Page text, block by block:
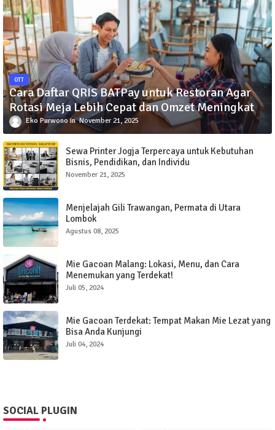
OTT
Cara Daftar QRIS BATPay untuk Restoran Agar
Rotasi Meja Lebih Cepat dan Omzet Meningkat
Eko Purwono November 21, 2025
Sewa Printer Jogja Terpercaya untuk Kebutuhan
Bisnis, Pendidikan, dan Individu
November 21, 2025
Menjelajah Gili Trawangan, Permata di Utara
Lombok
Agustus 08, 2025
Mie Gacoan Malang: Lokasi, Menu, dan Cara
Menemukan yang Terdekat!
Juli 05, 2024
Mie Gacoan Terdekat: Tempat Makan Mie Lezat yang
Bisa Anda Kunjungi
Juli 04, 2024
SOCIAL PLUGIN